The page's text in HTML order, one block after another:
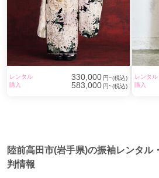
レンタル 330,000 円~(税込)
購入
583,000 円~(税込)
レンタル
購入
陸前高田市(岩手県)の振袖レンタル
判情報